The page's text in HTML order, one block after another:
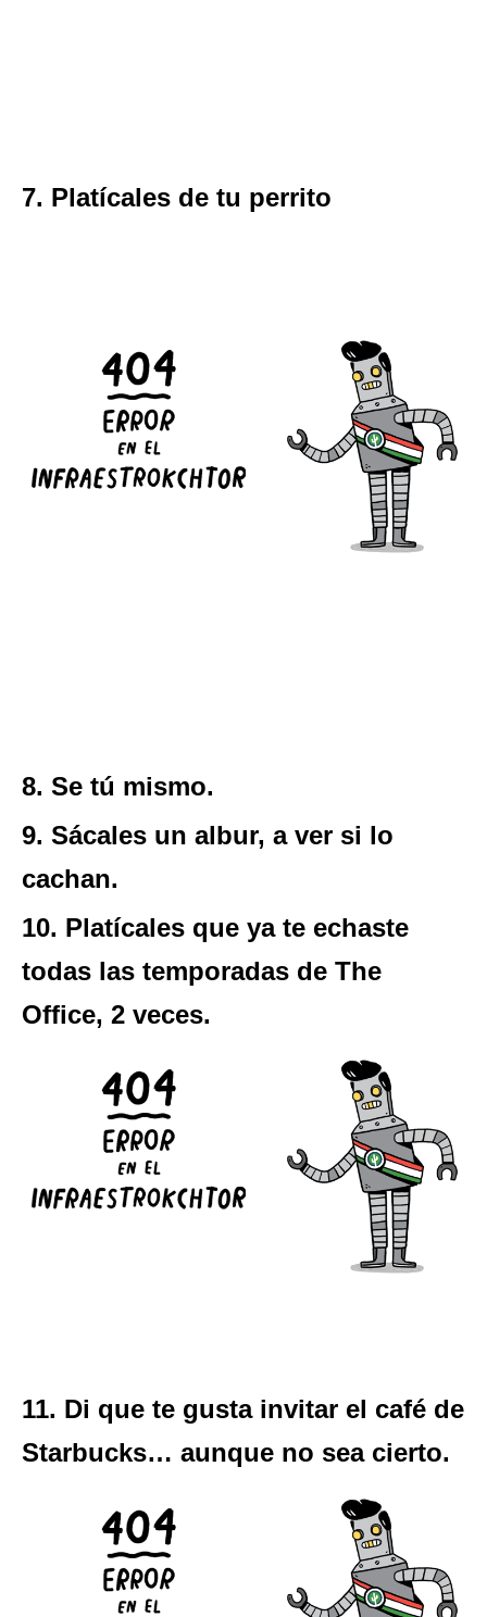
7. Platícales de tu perrito
8. Se tú mismo.
9. Sácales un albur, a ver si lo
cachan.
10. Platícales que ya te echaste
todas las temporadas de The
Office, 2 veces.
11. Di que te gusta invitar el café de
Starbucks… aunque no sea cierto.